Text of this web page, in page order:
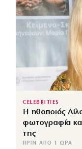
CELEBRITIES
Η ηθοποιός
φωτογραφία
της
ΠΡΙΝ ΑΠΌ 1 ΏΡΑ